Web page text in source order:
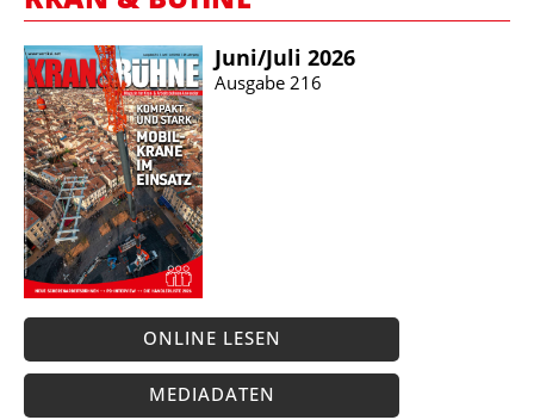
Juni/​Juli 2026
Ausgabe 216
ONLINE LESEN
MEDIADATEN